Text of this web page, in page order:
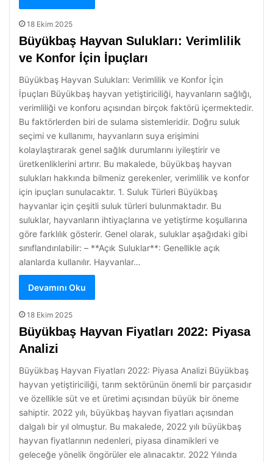
18 Ekim 2025
Büyükbaş Hayvan Sulukları: Verimlilik
ve Konfor İçin İpuçları
Büyükbaş Hayvan Sulukları: Verimlilik ve Konfor İçin
İpuçları Büyükbaş hayvan yetiştiriciliği, hayvanların sağlığı,
verimliliği ve konforu açısından birçok faktörü içermektedir.
Bu faktörlerden biri de sulama sistemleridir. Doğru suluk
seçimi ve kullanımı, hayvanların suya erişimini
kolaylaştırarak genel sağlık durumlarını iyileştirir ve
üretkenliklerini artırır. Bu makalede, büyükbaş hayvan
sulukları hakkında bilmeniz gerekenler, verimlilik ve konfor
için ipuçları sunulacaktır. 1. Suluk Türleri Büyükbaş
hayvanlar için çeşitli suluk türleri bulunmaktadır. Bu
suluklar, hayvanların ihtiyaçlarına ve yetiştirme koşullarına
göre farklılık gösterir. Genel olarak, suluklar aşağıdaki gibi
sınıflandırılabilir: – **Açık Suluklar**: Genellikle açık
alanlarda kullanılır. Hayvanlar…
Devamını Oku
18 Ekim 2025
Büyükbaş Hayvan Fiyatları 2022: Piyasa
Analizi
Büyükbaş Hayvan Fiyatları 2022: Piyasa Analizi Büyükbaş
hayvan yetiştiriciliği, tarım sektörünün önemli bir parçasıdır
ve özellikle süt ve et üretimi açısından büyük bir öneme
sahiptir. 2022 yılı, büyükbaş hayvan fiyatları açısından
dalgalı bir yıl olmuştur. Bu makalede, 2022 yılı büyükbaş
hayvan fiyatlarının nedenleri, piyasa dinamikleri ve
geleceğe yönelik öngörüler ele alınacaktır. 2022 Yılında